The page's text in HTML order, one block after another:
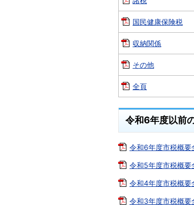
国民健康保険税
収納関係
その他
全頁
令和6年度以前
令和6年度市税概要
令和5年度市税概要
令和4年度市税概要
令和3年度市税概要